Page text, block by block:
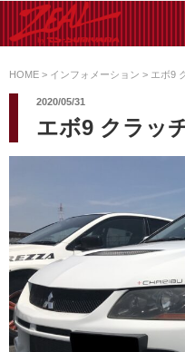
ン
ツ
ス
SUMIYAMA
た日常メンテから各種チ
ューニングまで、車に関
リーでお任せください!
HOME > インフォメーション > エボ9
2020/05/31
エボ9 クラッ